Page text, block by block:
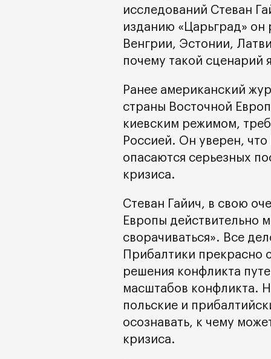
исследований Стеван
изданию «Царьград» он
Венгрии, Эстонии,
почему такой сценарий
Ранее американский
страны Восточной
киевским режимом,
Россией. Он уверен,
опасаются серьезных
кризиса.
Стеван Гайич, в свою
Европы действительно
сворачиваться». Все
Прибалтики прекрасно
решения конфликта
масштабов конфликта.
польские и
осознавать, к чему
кризиса.